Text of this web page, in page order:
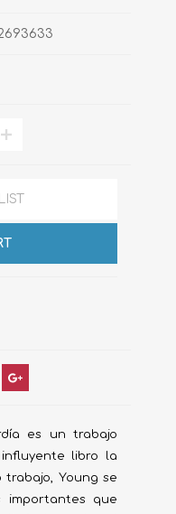
es un trabajo
libro la
trabajo, Young se
importantes que